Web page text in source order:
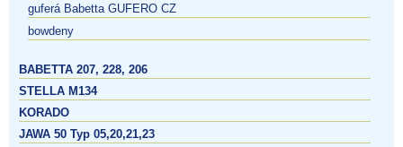
guferá Babetta GUFERO CZ
bowdeny
BABETTA 207, 228, 206
STELLA M134
KORADO
JAWA 50 Typ 05,20,21,23